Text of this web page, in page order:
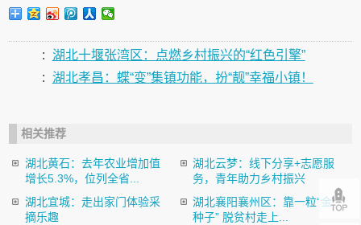
: 湖北十堰张湾区：点燃乡村振兴的“红色引擎”
: 湖北孝昌：蝶“变”集镇功能，扮“靓”幸福小镇！
相关推荐
湖北黄石：去年农业增加值
增长5.3%，位列全省...
湖北云梦：线下分享+志愿服
务，青年助力乡村振兴
湖北宜城：走出家门体验采
摘乐趣
湖北襄阳襄州区：靠一粒“金
种子” 脱贫村走上...